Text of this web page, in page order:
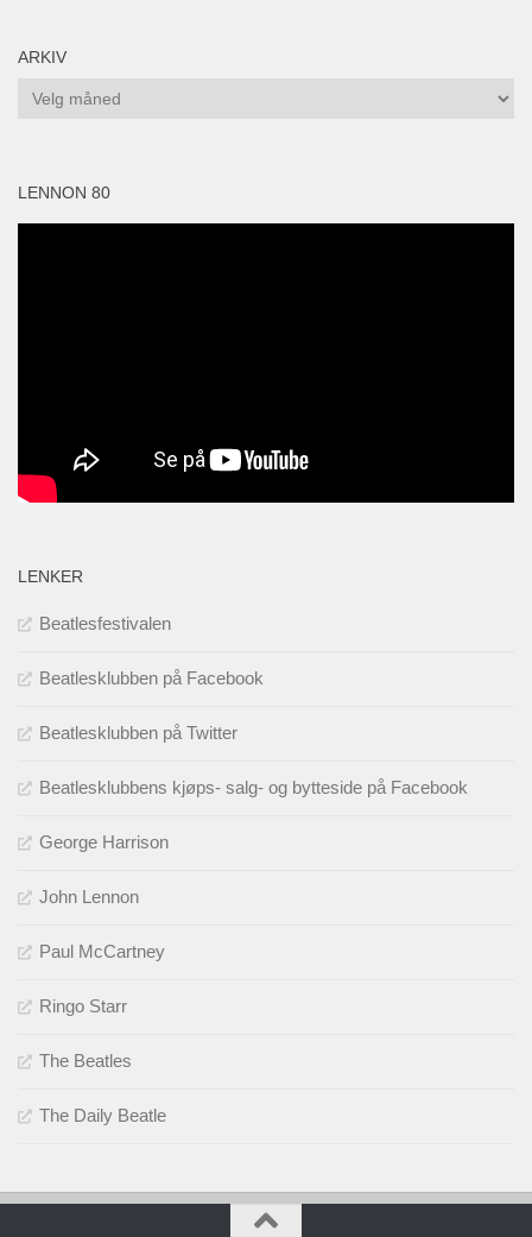
ARKIV
Arkiv
LENNON 80
LENKER
Beatlesfestivalen
Beatlesklubben på Facebook
Beatlesklubben på Twitter
Beatlesklubbens kjøps- salg- og bytteside på Facebook
George Harrison
John Lennon
Paul McCartney
Ringo Starr
The Beatles
The Daily Beatle